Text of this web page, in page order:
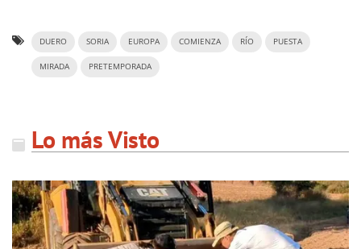
DUERO SORIA EUROPA COMIENZA RÍO PUESTA
MIRADA PRETEMPORADA
Lo más Visto